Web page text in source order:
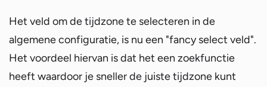
Het veld om de tijdzone te selecteren in de
algemene configuratie, is nu een "fancy select veld".
Het voordeel hiervan is dat het een zoekfunctie
heeft waardoor je sneller de juiste tijdzone kunt